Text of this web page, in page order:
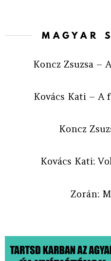
MAGYAR
Koncz Zsuzsa –
Kovács Kati – A
Koncz
Kovács Kati:
Zorán: